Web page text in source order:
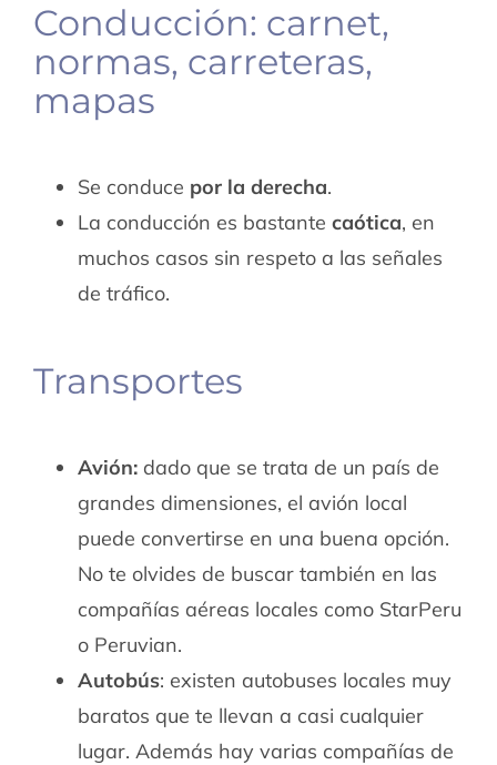
Conducción: carnet,
normas, carreteras,
mapas
Se conduce por la derecha.
La conducción es bastante caótica, en
muchos casos sin respeto a las señales
de tráfico.
Transportes
Avión:dado que se trata de un país de
grandes dimensiones, el avión local
puede convertirse en una buena opción.
No te olvides de buscar también en las
compañías aéreas locales como StarPeru
o Peruvian.
Autobús: existen autobuses locales muy
baratos que te llevan a casi cualquier
lugar. Además hay varias compañías de